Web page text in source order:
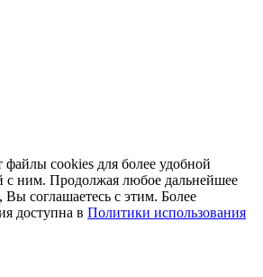
файлы cookies для более удобной
с ним. Продолжая любое дальнейшее
Вы соглашаетесь с этим. Более
доступна в Политики использования